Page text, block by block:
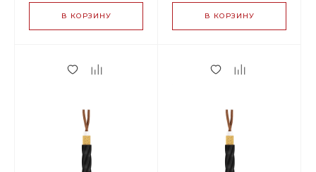
В КОРЗИНУ В КОРЗИНУ